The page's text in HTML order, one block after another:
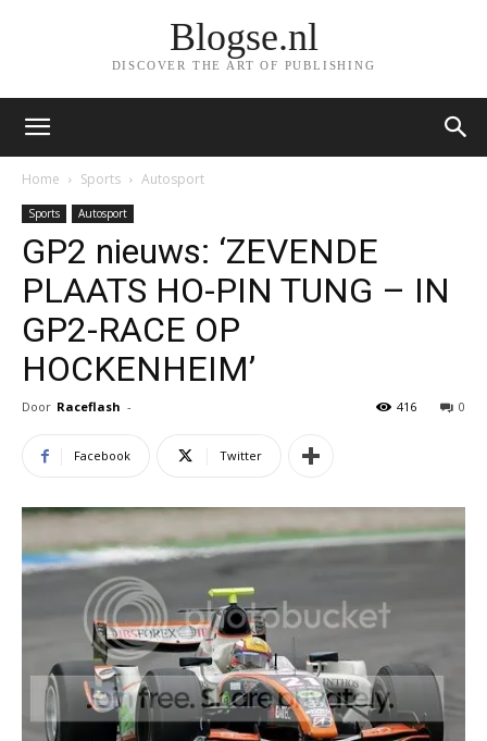
Blogse.nl
DISCOVER THE ART OF PUBLISHING
Home Sports Autosport
Sports Autosport
GP2 nieuws: ‘ZEVENDE
PLAATS HO-PIN TUNG – IN
GP2-RACE OP
HOCKENHEIM’
Door Raceflash - 0
416
Facebook Twitter